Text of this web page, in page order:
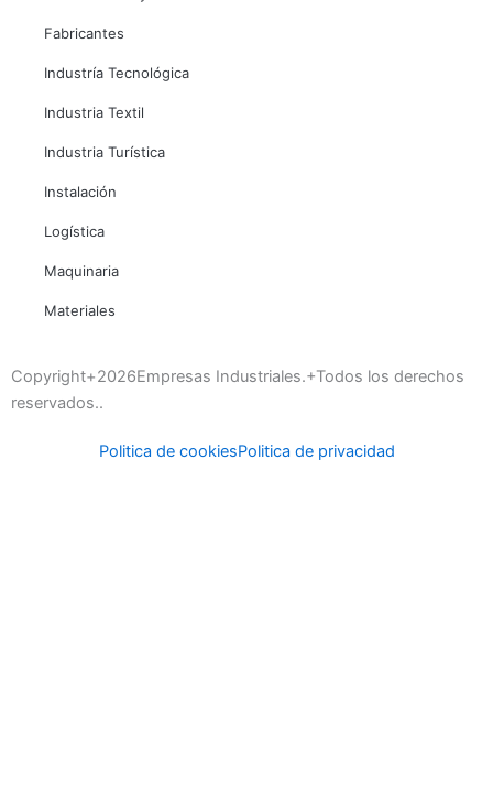
Fabricantes
Industría Tecnológica
Industria Textil
Industria Turística
Instalación
Logística
Maquinaria
Materiales
Copyright+2026Empresas Industriales.+Todos los derechos
reservados..
Politica de cookiesPolitica de privacidad